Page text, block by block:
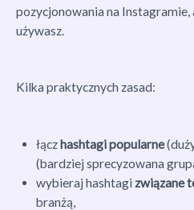
pozycjonowania na Instagramie,
używasz.
Kilka praktycznych zasad:
łączhashtagi popularne
(bardziej sprecyzowana
wybieraj hashtagi związane
branżą,